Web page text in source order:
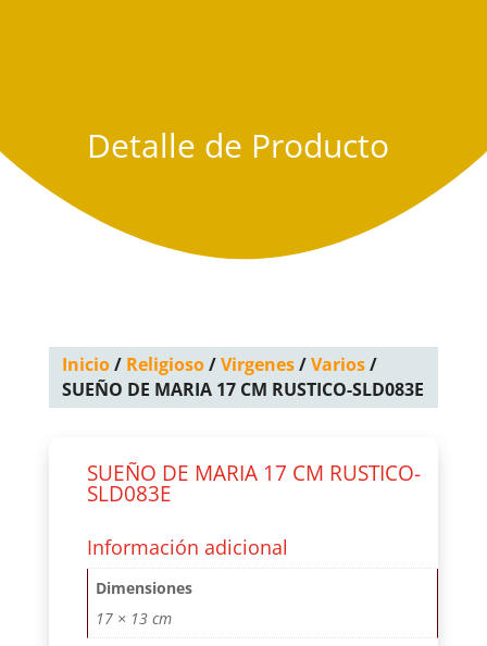
Detalle de Producto
Inicio/ Religioso/Virgenes/Varios/
SUEÑO DE MARIA 17 CM RUSTICO-SLD083E
SUEÑO DE MARIA 17 CM RUSTICO-
SLD083E
Información adicional
Dimensiones
17 × 13 cm